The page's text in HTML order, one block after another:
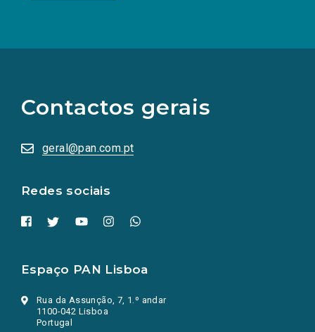
Contactos gerais
geral@pan.com.pt
Redes sociais
redes
sociais
numa
nova
Espaço PAN Lisboa
Rua da Assunção, 7, 1.º andar
1100-042 Lisboa
Portugal